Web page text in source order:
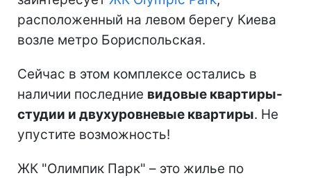
расположенный на левом берегу Киева
возле метро Бориспольская.
Сейчас в этом комплексе остались в
наличии последние видовые квартиры-
студии и двухуровневые квартиры. Не
упустите возможность!
ЖК "Олимпик Парк" – это жилье по